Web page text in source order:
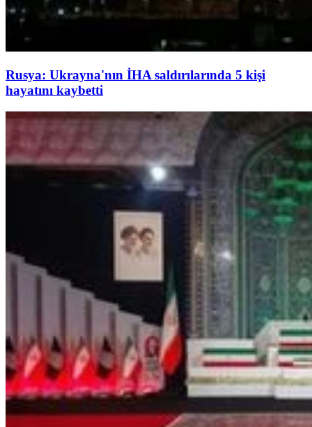
Rusya: Ukrayna'nın İHA saldırılarında 5 kişi
hayatını kaybetti